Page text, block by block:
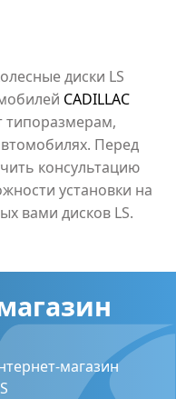
диски LS
CADILLAC
типоразмерам,
Перед
консультацию
установки на
вами дисков LS.
магазин